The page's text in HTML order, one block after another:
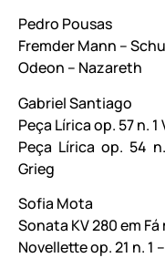
Pedro Pousas
Fremder Mann –
Odeon – Nazareth
Gabriel Santiago
Peça Lírica op. 57 n.
Peça Lírica op. 54
Grieg
Sofia Mota
Sonata KV 280 em
Novellette op. 21 n. 1